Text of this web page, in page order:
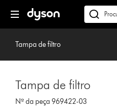
seguinte
em
Tampa de filtro
Tampa de filtro
Nº da peça 969422-03